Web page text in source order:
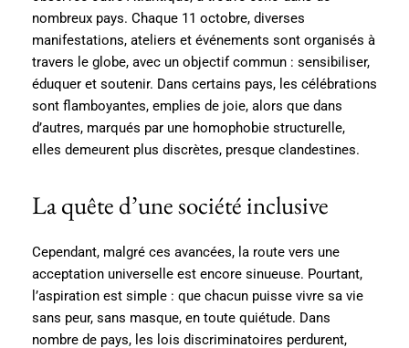
nombreux pays. Chaque 11 octobre, diverses
manifestations, ateliers et événements sont organisés à
travers le globe, avec un objectif commun : sensibiliser,
éduquer et soutenir. Dans certains pays, les célébrations
sont flamboyantes, emplies de joie, alors que dans
d’autres, marqués par une homophobie structurelle,
elles demeurent plus discrètes, presque clandestines.
La quête d’une société inclusive
Cependant, malgré ces avancées, la route vers une
acceptation universelle est encore sinueuse. Pourtant,
l’aspiration est simple : que chacun puisse vivre sa vie
sans peur, sans masque, en toute quiétude. Dans
nombre de pays, les lois discriminatoires perdurent,